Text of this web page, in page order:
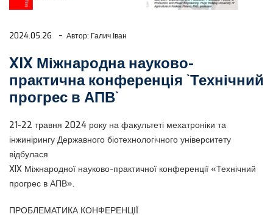
2024.05.26 Автор: Галич Іван
XIX Міжнародна науково-
практична конференція `Технічний
прогрес в АПВ`
21-22 травня 2024 року на факультеті мехатроніки та
інжинірингу Державного біотехнологічного університету
відбулася
XIX Міжнародної науково-практичної конференції «Технічний
прогрес в АПВ».
ПРОБЛЕМАТИКА КОНФЕРЕНЦІЇ